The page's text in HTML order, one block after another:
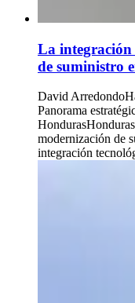
La integración
de suministro
David Arredondo
Panorama
modernización de
integración